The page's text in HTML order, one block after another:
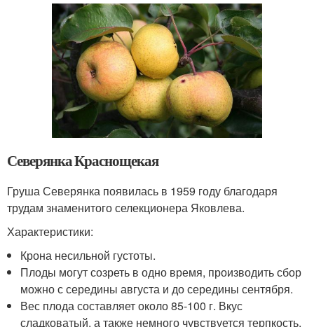
Северянка Краснощекая
Груша Северянка появилась в 1959 году благодаря
трудам знаменитого селекционера Яковлева.
Характеристики:
Крона несильной густоты.
Плоды могут созреть в одно время, производить сбор
можно с середины августа и до середины сентября.
Вес плода составляет около 85-100 г. Вкус
сладковатый, а также немного чувствуется терпкость.